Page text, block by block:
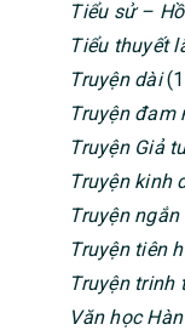
Tiểu sử –
Tiểu thuyết
Truyện dài
Truyện đam
Truyện Giả
Truyện kinh
Truyện
Truyện tiên
Truyện trinh
Văn học